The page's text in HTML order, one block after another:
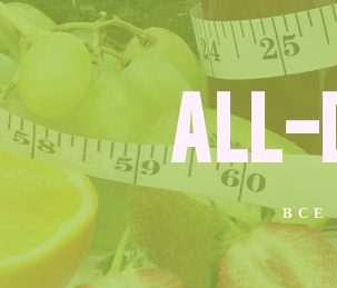
ALL-
ВСЕ